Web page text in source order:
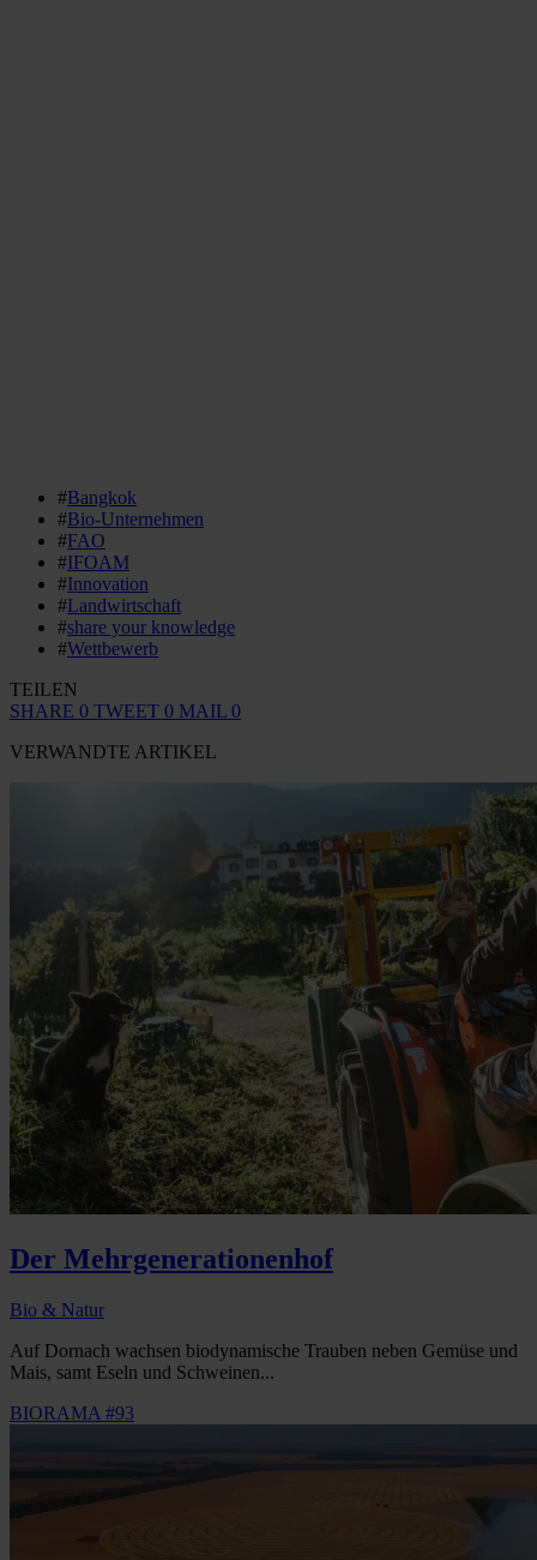
#Bangkok
#Bio-Unternehmen
#FAO
#IFOAM
#Innovation
#Landwirtschaft
#share your knowledge
#Wettbewerb
TEILEN
SHARE 0 TWEET 0 MAIL 0
VERWANDTE ARTIKEL
Der Mehrgenerationenhof
Bio & Natur
Auf Dornach wachsen biodynamische Trauben neben Gemüse und
Mais, samt Eseln und Schweinen...
BIORAMA #93